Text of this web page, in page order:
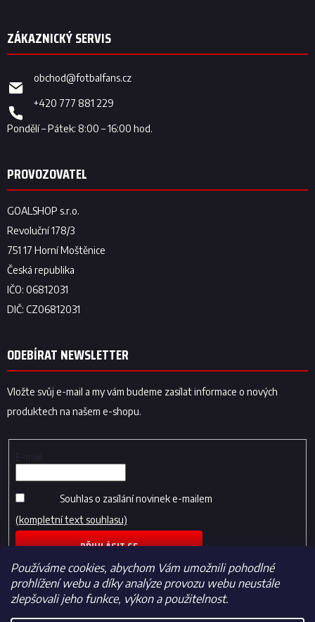
Používáme cookies, abychom Vám umožnili pohodlné
prohlížení webu a díky analýze provozu webu neustále
zlepšovali jeho funkce, výkon a použitelnost.
obchod@fotbalfans.cz
+420 777 881 229
ODEBÍRAT NEWSLETTER
Vložte svůj e-mail a my vám budeme zasílat informace o nových
produktech na našem e-shopu.
Souhlas o zasílání novinek e-mailem
(kompletní text souhlasu)
PŘIHLÁSIT SE